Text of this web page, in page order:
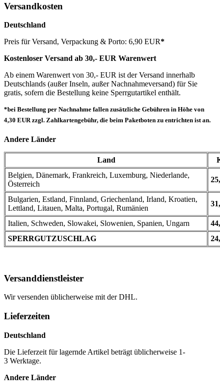
Versandkosten
Deutschland
Preis für Versand, Verpackung & Porto: 6,90 EUR*
Kostenloser Versand ab 30,- EUR Warenwert
Ab einem Warenwert von 30,- EUR ist der Versand innerhalb
Deutschlands (außer Inseln, außer Nachnahmeversand) für Sie
gratis, sofern die Bestellung keine Sperrgutartikel enthält.
*bei Bestellung per Nachnahme fallen zusätzliche Gebühren in Höhe von
4,30 EUR zzgl. Zahlkartengebühr, die beim Paketboten zu entrichten ist an.
Andere Länder
Land
Belgien, Dänemark, Frankreich, Luxemburg, Niederlande,
Österreich
Bulgarien, Estland, Finnland, Griechenland, Irland, Kroatien,
Lettland, Litauen, Malta, Portugal, Rumänien
Italien, Schweden, Slowakei, Slowenien, Spanien, Ungarn
SPERRGUTZUSCHLAG
Versanddienstleister
Wir versenden üblicherweise mit der DHL.
Lieferzeiten
Deutschland
Die Lieferzeit für lagernde Artikel beträgt üblicherweise 1-
3 Werktage.
Andere Länder